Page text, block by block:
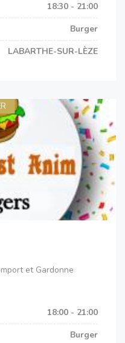
18:30 - 21:00
Burger
LABARTHE-SUR-LÈZE
et Gardonne
18:00 - 21:00
Burger